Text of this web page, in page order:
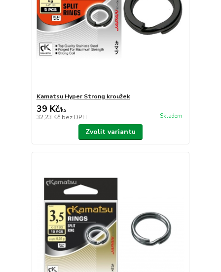
Kamatsu Hyper Strong kroužek
39 Kč/ks
32,23 Kč bez DPH Skladem
Zvolit variantu